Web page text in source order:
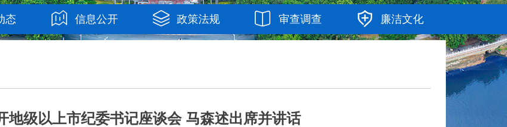
态 信息公开 政策法规 审查调查 廉洁文化
地级以上市纪委书记座谈会 马森述出席并讲话